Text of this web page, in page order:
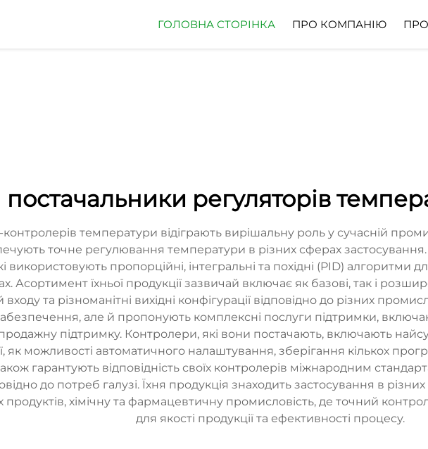
ГОЛОВНА СТОРІНКА ПРО КОМПАНІЮ
постачальники регуляторів
температури відіграють вирішальну роль у сучасній
точне регулювання температури в різних сферах
використовують пропорційні, інтегральні та похідні (PID) алгоритми
Асортимент їхньої продукції зазвичай включає як базові, так і
входу та різноманітні вихідні конфігурації відповідно до різних
але й пропонують комплексні послуги підтримки,
підтримку. Контролери, які вони постачають, включають
як можливості автоматичного налаштування, зберігання кількох
гарантують відповідність своїх контролерів міжнародним
до потреб галузі. Їхня продукція знаходить застосування в
хімічну та фармацевтичну промисловість, де точний
для якості продукції та ефективності процесу.